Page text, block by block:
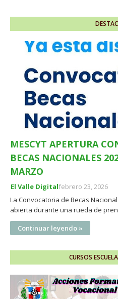
MESCYT APERTURA
BECAS NACIONALES
MARZO
El Valle Digitalfebrero 23, 2026
La Convocatoria de Becas
abierta durante una rueda de
Continuar leyendo »
CURSOS